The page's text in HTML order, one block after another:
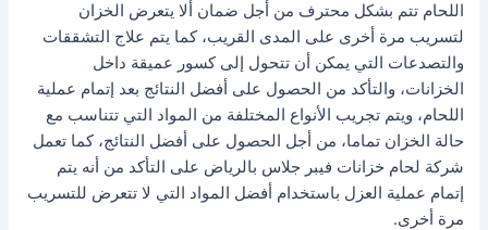
اللحام تتم بشكل محترف من أجل ضمان ألا يتعرض الخزان
لتسريب مرة أخرى على المدى القريب، كما يتم علاج التشققات
والتصدعات التي يمكن أن تتحول إلى كسور عميقة داخل
الخزانات، والتأكد من الحصول على أفضل النتائج بعد إتمام عملية
اللحام، ويتم تجريب الأنواع المختلفة من المواد التي تتناسب مع
حالة الخزان تماما، من أجل الحصول على أفضل النتائج، كما تعمل
شركة لحام خزانات فيبر جلاس بالرياض على التأكد من أنه يتم
إتمام عملية العزل باستخدام أفضل المواد التي لا تتعرض للتسريب
مرة أخرى.